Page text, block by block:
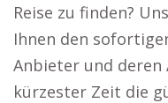
Reise zu finden?
Ihnen den
Anbieter und deren
kürzester Zeit die